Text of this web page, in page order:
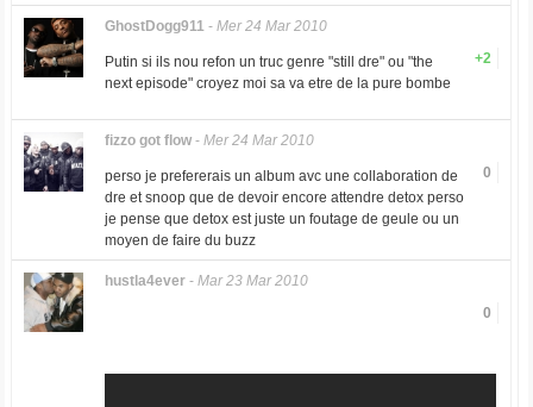
GhostDogg911- Mer 24 Mar 2010
+2
Putin si ils nou refon un truc genre "still dre" ou "the
next episode" croyez moi sa va etre de la pure bombe
fizzo got flow- Mer 24 Mar 2010
0
perso je prefererais un album avc une collaboration de
dre et snoop que de devoir encore attendre detox perso
je pense que detox est juste un foutage de geule ou un
moyen de faire du buzz
hustla4ever- Mar 23 Mar 2010
0